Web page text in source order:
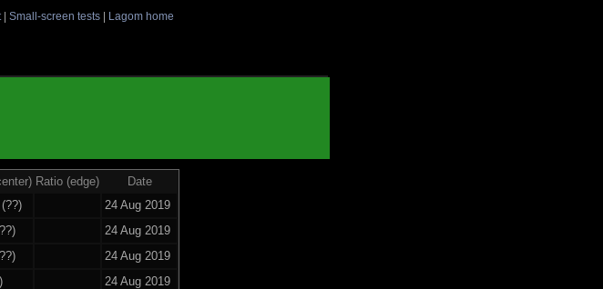
| Small-screen tests| Lagom home
Ratio (edge)
Date
24 Aug 2019
24 Aug 2019
24 Aug 2019
24 Aug 2019